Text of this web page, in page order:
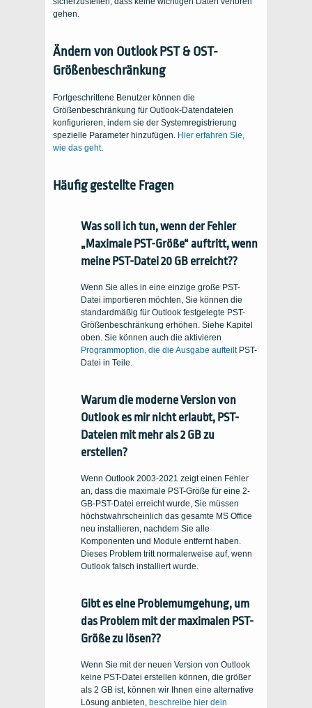
gehen.
Ändern von Outlook PST & OST-
Größenbeschränkung
Fortgeschrittene Benutzer können die
Größenbeschränkung für Outlook-Datendateien
konfigurieren, indem sie der Systemregistrierung
spezielle Parameter hinzufügen. Hier erfahren Sie,
wie das geht.
Häufig gestellte Fragen
Was soll ich tun, wenn der Fehler
„Maximale PST-Größe“ auftritt, wenn
meine PST-Datei 20 GB erreicht??
Wenn Sie alles in eine einzige große PST-
Datei importieren möchten, Sie können die
standardmäßig für Outlook festgelegte PST-
Größenbeschränkung erhöhen. Siehe Kapitel
oben. Sie können auch die aktivieren
Programmoption, die die Ausgabe aufteiltPST-
Datei in Teile.
Warum die moderne Version von
Outlook es mir nicht erlaubt, PST-
Dateien mit mehr als 2 GB zu
erstellen?
Wenn Outlook 2003-2021 zeigt einen Fehler
an, dass die maximale PST-Größe für eine 2-
GB-PST-Datei erreicht wurde, Sie müssen
höchstwahrscheinlich das gesamte MS Office
neu installieren, nachdem Sie alle
Komponenten und Module entfernt haben.
Dieses Problem tritt normalerweise auf, wenn
Outlook falsch installiert wurde.
Gibt es eine Problemumgehung, um
das Problem mit der maximalen PST-
Größe zu lösen??
Wenn Sie mit der neuen Version von Outlook
keine PST-Datei erstellen können, die größer
als 2 GB ist, können wir Ihnen eine alternative
Lösung anbieten, beschreibe hier dein